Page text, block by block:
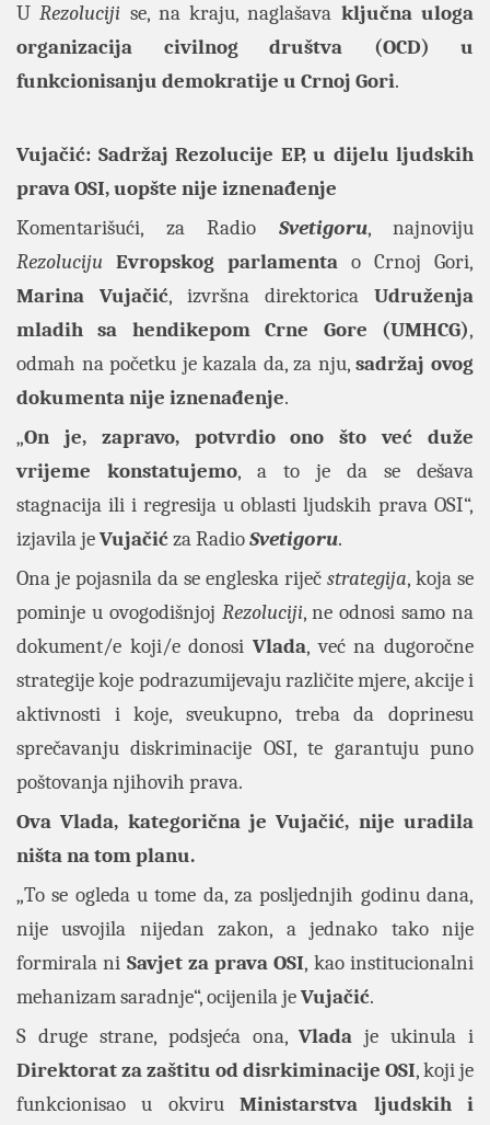
URezoluciji se, na kraju, naglašava ključna uloga
organizacija civilnog društva (OCD) u
funkcionisanju demokratije u Crnoj Gori.
Vujačić: Sadržaj Rezolucije EP, u dijelu ljudskih
prava OSI, uopšte nije iznenađenje
Komentarišući, za Radio Svetigoru, najnoviju
Rezoluciju Evropskog parlamenta o Crnoj Gori,
Marina Vujačić, izvršna direktorica Udruženja
mladih sa hendikepom Crne Gore (UMHCG),
odmah na početku je kazala da, za nju,sadržaj ovog
dokumenta nije iznenađenje.
„On je, zapravo, potvrdio ono što već duže
vrijeme konstatujemo, a to je da se dešava
stagnacija ili i regresija u oblasti ljudskih prava OSI“,
izjavila jeVujačićza RadioSvetigoru.
Ona je pojasnila da se engleska riječ strategija, koja se
pominje u ovogodišnjoj Rezoluciji, ne odnosi samo na
dokument/e koji/e donosi Vlada, već na dugoročne
strategije koje podrazumijevaju različite mjere, akcije i
aktivnosti i koje, sveukupno, treba da doprinesu
sprečavanju diskriminacije OSI, te garantuju puno
poštovanja njihovih prava.
Ova Vlada, kategorična je Vujačić, nije uradila
ništa na tom planu.
„To se ogleda u tome da, za posljednjih godinu dana,
nije usvojila nijedan zakon, a jednako tako nije
formirala ni Savjet za prava OSI, kao institucionalni
mehanizam saradnje“, ocijenila jeVujačić.
S druge strane, podsjeća ona,Vlada je ukinula i
Direktorat za zaštitu od disrkiminacije OSI, koji je
funkcionisao u okviruMinistarstva ljudskih i